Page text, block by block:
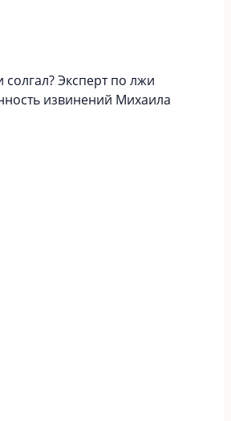
солгал? Эксперт по лжи
извинений Михаила